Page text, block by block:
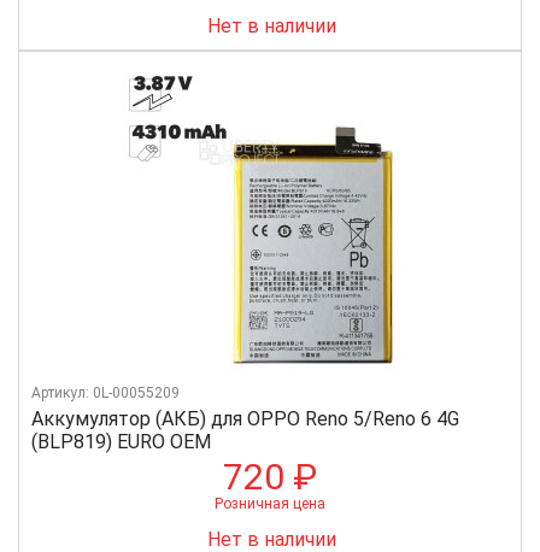
Нет в наличии
Аккумулятор (АКБ) для OPPO Reno 5/Reno 6 4G
(BLP819) EURO OEM
Артикул: 0L-00055209
720 ₽
Розничная цена
Нет в наличии